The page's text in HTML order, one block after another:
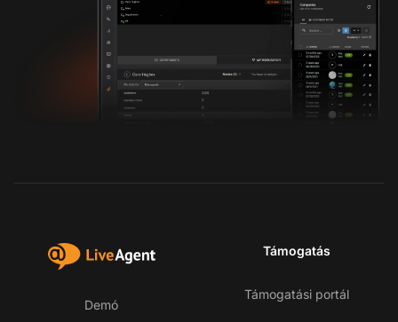
Demó
Támogatás
Támogatási portál